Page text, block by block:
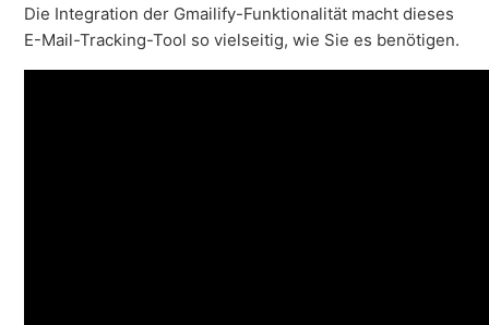
Die Integration der Gmailify-Funktionalität macht dieses
E-Mail-Tracking-Tool so vielseitig, wie Sie es benötigen.